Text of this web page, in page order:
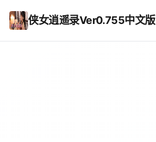
侠女逍遥录Ver0.755中文版